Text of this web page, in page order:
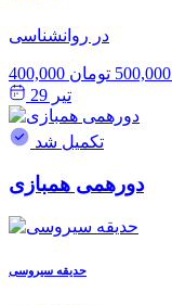
در روانشناسی
500,000 تومان
تیر 29
تکمیل شد
دورهمی همبازی
حدیقه سیروسی